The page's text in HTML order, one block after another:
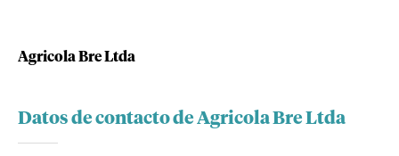
Agricola Bre Ltda
Datos de contacto de Agricola Bre Ltda